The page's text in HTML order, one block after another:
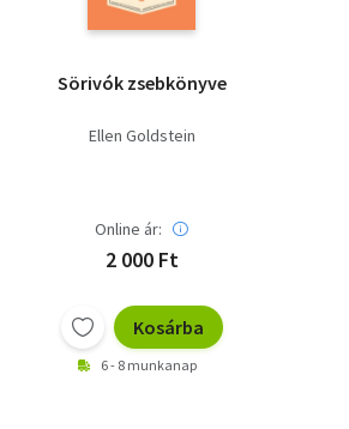
Sörivók zsebkönyve
Ellen Goldstein
Online ár:
2 000 Ft
Kosárba
6 - 8 munkanap